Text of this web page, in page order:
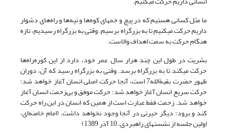
ما مثل کسانى هستیم که در پیچ و خم­هاى کوه‌ها و تپه‌ها و راه‌هاى دشوار
داریم حرکت می­کنیم تا به بزرگراه برسیم. وقتى به بزرگراه رسیدیم، تازه
هنگام حرکت به سمت اهداف والاست.
بشریت در طول این چند هزار سال عمر خود، دارد از این کوره‌راه‌ها
حرکت می­کند تا به بزرگراه برسد. وقتى به بزرگراه رسید که آن، دوران
ظهور حضرت بقیةالله7 است، آن­جا حرکت اصلى انسان آغاز خواهد شد؛
حرکت سریع انسان آغاز خواهد شد؛ حرکت موفق و بى‌زحمت انسان آغاز
خواهد شد. زحمت فقط عبارت است از همین که انسان در این راه حرکت
کند و برود؛ دیگر حیرتى در آن­جا وجود نخواهد داشت. (امام خامنه‌ای،
اولین جلسه از نشست­های راهبردی، 10 آذر 1389)